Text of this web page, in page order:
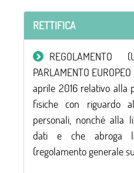
RETTIFICA
PARLAMENTO
aprile 2016 relativo alla
fisiche con riguardo
personali, nonché alla
dati e che abroga
(regolamento generale